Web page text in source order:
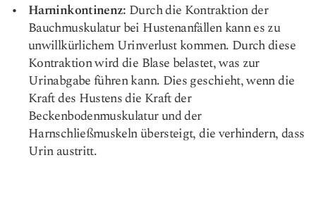
Harninkontinenz: Durch die Kontraktion der
Bauchmuskulatur bei Hustenanfällen kann es zu
unwillkürlichem Urinverlust kommen. Durch diese
Kontraktion wird die Blase belastet, was zur
Urinabgabe führen kann. Dies geschieht, wenn die
Kraft des Hustens die Kraft der
Beckenbodenmuskulatur und der
Harnschließmuskeln übersteigt, die verhindern, dass
Urin austritt.